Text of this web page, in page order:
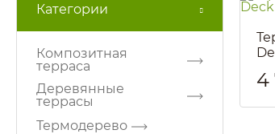
Категории
Композитная
терраса
Деревянные
террасы
Термодерево
4